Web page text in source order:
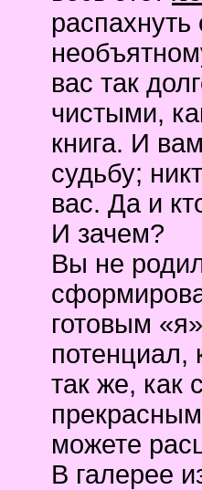
вас так
чистыми,
книга. И
судьбу;
вас. Да и
И зачем?
Вы не
готовым
потенциал,
так же, как
можете
В галерее